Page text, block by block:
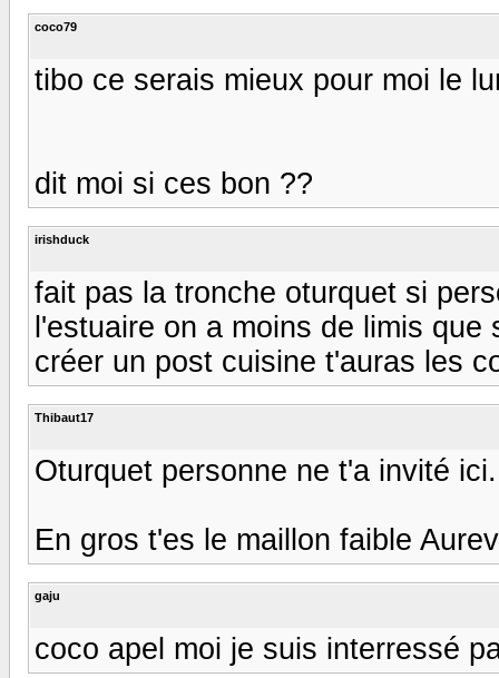
coco79
tibo ce serais mieux pour moi le
dit moi si ces bon ??
irishduck
fait pas la tronche oturquet si
l'estuaire on a moins de limis
créer un post cuisine t'auras les
Thibaut17
Oturquet personne ne t'a invité
En gros t'es le maillon faible
gaju
coco apel moi je suis interressé